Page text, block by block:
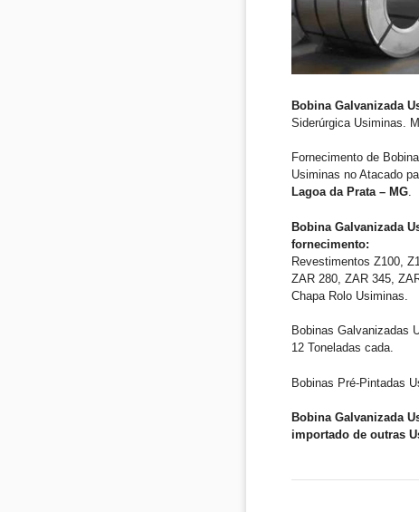
Bobina Galvanizada
Siderúrgica Usiminas.
Fornecimento de
Usiminas no Atacado
Lagoa da Prata – MG.
Bobina Galvanizada
fornecimento:
Revestimentos Z100,
ZAR 280, ZAR 345,
Chapa Rolo Usiminas.
Bobinas Galvanizadas
12 Toneladas cada.
Bobinas Pré-Pintadas
Bobina Galvanizada
importado de outras